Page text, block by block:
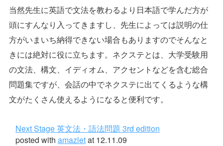
当然先生に英語で文法を教わるより日本語で学んだ方が
頭にすんなり入ってきますし、先生によっては説明の仕
方がいまいち納得できない場合もありますのでそんなと
きには絶対に役に立ちます。ネクステとは、大学受験用
の文法、構文、イディオム、アクセントなどを含む総合
問題集ですが、会話の中でネクステに出てくるような構
文がたくさん使えるようになると便利です。
Next Stage 英文法・語法問題 3rd edition
posted with amazletat 12.11.09